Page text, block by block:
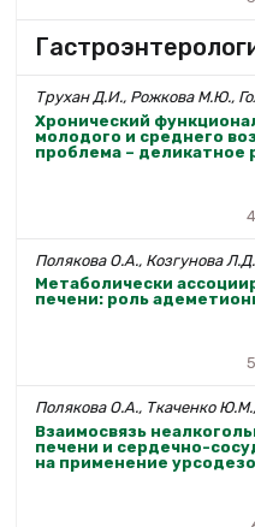
Трухан Д.И., Рожкова М.Ю.,
Хронический
молодого и среднего
проблема – деликатное
Полякова О.А., Козгунова
Метаболически
печени: роль
Полякова О.А., Ткаченко
Взаимосвязь
печени и сердечно-
на применение